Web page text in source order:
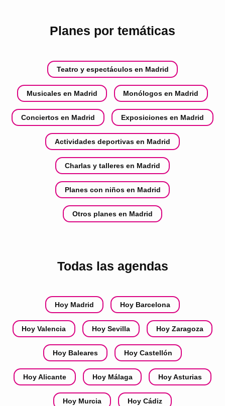
Planes por temáticas
Teatro y espectáculos en Madrid
Musicales en Madrid Monólogos en Madrid
Conciertos en Madrid Exposiciones en Madrid
Actividades deportivas en Madrid
Charlas y talleres en Madrid
Planes con niños en Madrid
Otros planes en Madrid
Todas las agendas
Hoy Madrid Hoy Barcelona
Hoy Valencia Hoy Sevilla Hoy Zaragoza
Hoy Baleares Hoy Castellón
Hoy Alicante Hoy Málaga Hoy Asturias
Hoy Murcia Hoy Cádiz